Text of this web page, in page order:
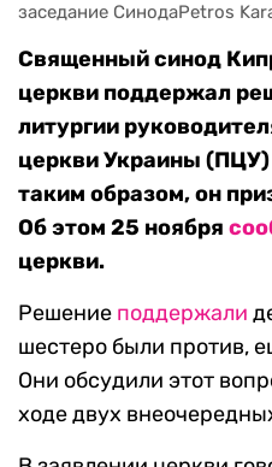
заседание СинодаPetros
Священный синод
церкви поддержал
литургии
церкви Украины
таким образом, он
Об этом 25 ноября
церкви.
Решение поддержали
шестеро были против,
Они обсудили этот
ходе двух